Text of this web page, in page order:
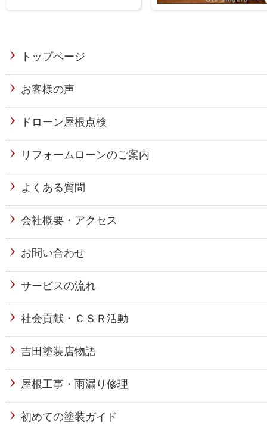
トップページ
お客様の声
ドローン屋根点検
リフォームローンのご案内
よくある質問
会社概要・アクセス
お問い合わせ
サービスの流れ
社会貢献・ＣＳＲ活動
吉田塗装店物語
屋根工事・雨漏り修理
初めての塗装ガイド